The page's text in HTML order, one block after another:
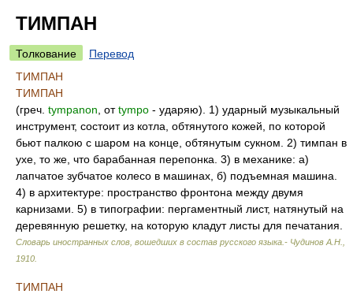
ТИМПАН
Толкование
Перевод
ТИМПАН
ТИМПАН
(греч. tympanon , отtympo - ударяю). 1) ударный музыкальный
инструмент, состоит из котла, обтянутого кожей, по которой
бьют палкою с шаром на конце, обтянутым сукном. 2) тимпан в
ухе, то же, что барабанная перепонка. 3) в механике: а)
лапчатое зубчатое колесо в машинах, б) подъемная машина.
4) в архитектуре: пространство фронтона между двумя
карнизами. 5) в типографии: пергаментный лист, натянутый на
деревянную решетку, на которую кладут листы для печатания.
Словарь иностранных слов, вошедших в состав русского языка.- Чудинов А.Н.
1910
ТИМПАН